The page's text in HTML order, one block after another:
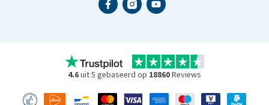
4.6uit 5 gebaseerd op 18860Reviews